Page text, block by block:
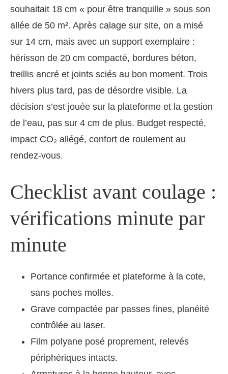
souhaitait 18 cm « pour être tranquille » sous son
allée de 50 m². Après calage sur site, on a misé
sur 14 cm, mais avec un support exemplaire :
hérisson de 20 cm compacté, bordures béton,
treillis ancré et joints sciés au bon moment. Trois
hivers plus tard, pas de désordre visible. La
décision s’est jouée sur la plateforme et la gestion
de l’eau, pas sur 4 cm de plus. Budget respecté,
impact CO₂ allégé, confort de roulement au
rendez-vous.
Checklist avant coulage :
vérifications minute par
minute
Portance confirmée et plateforme à la cote,
sans poches molles.
Grave compactée par passes fines, planéité
contrôlée au laser.
Film polyane posé proprement, relevés
périphériques intacts.